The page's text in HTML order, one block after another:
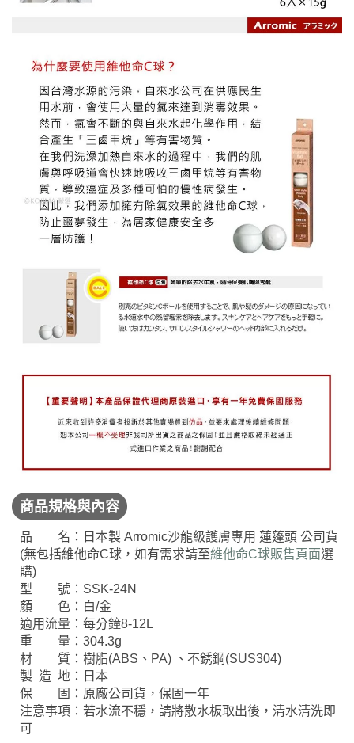
商品規格與內容
品 名：日本製 Arromic沙龍級護膚專用 蓮蓬頭 公司貨
(無包括維他命C球，如有需求請至維他命C球販售頁面選
購)
型 號：SSK-24N
顏 色：白/金
適用流量：每分鐘8-12L
重 量：304.3g
材 質：樹脂(ABS、PA) 、不銹鋼(SUS304)
製 造 地：日本
保 固：原廠公司貨，保固一年
注意事項：若水流不穩，請將散水板取出後，清水清洗即
可